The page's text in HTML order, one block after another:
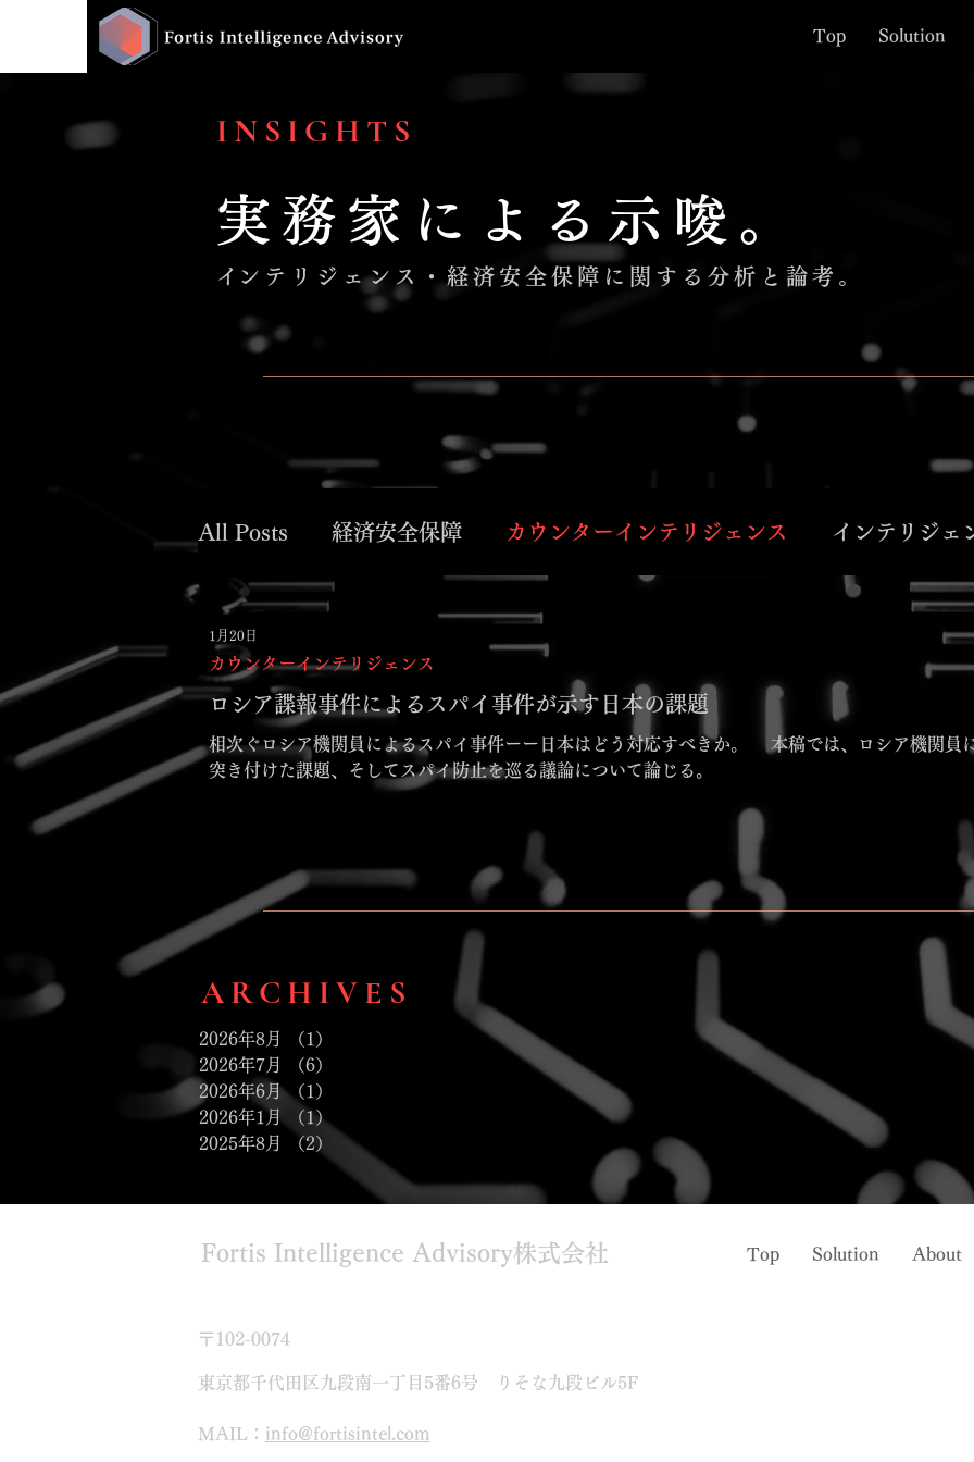
Top Solution
INSIGHTS
実務家による示唆。
​インテリジェンス・経済安全保障に関する分析と論考。
All Posts 経済安全保障 カウンターインテリジェンス インテリジェ
企業インテリジェンス
ロシア諜報事件によるスパイ事件が示す日本の課題
相次ぐロシア機関員によるスパイ事件ーー日本はどう対応すべきか。 本稿では、ロシア機関員によるスパイ事件の実態と、本件が
突き付けた課題、そしてスパイ防止を巡る議論について論じる。
カウンターインテリジェンス
1月20日
ARCHIVES
2026年8月 （1）
2026年7月
（6）
2026年6月 （1）
2026年1月
（1）
2025年8月
（2） 2件の記事
Top Solution About
Fortis Intelligence Advisory株式会社
〒102-0074
東京都千代田区九段南一丁目5番6号 りそな九段ビル5F
MAIL： info@fortisintel.com